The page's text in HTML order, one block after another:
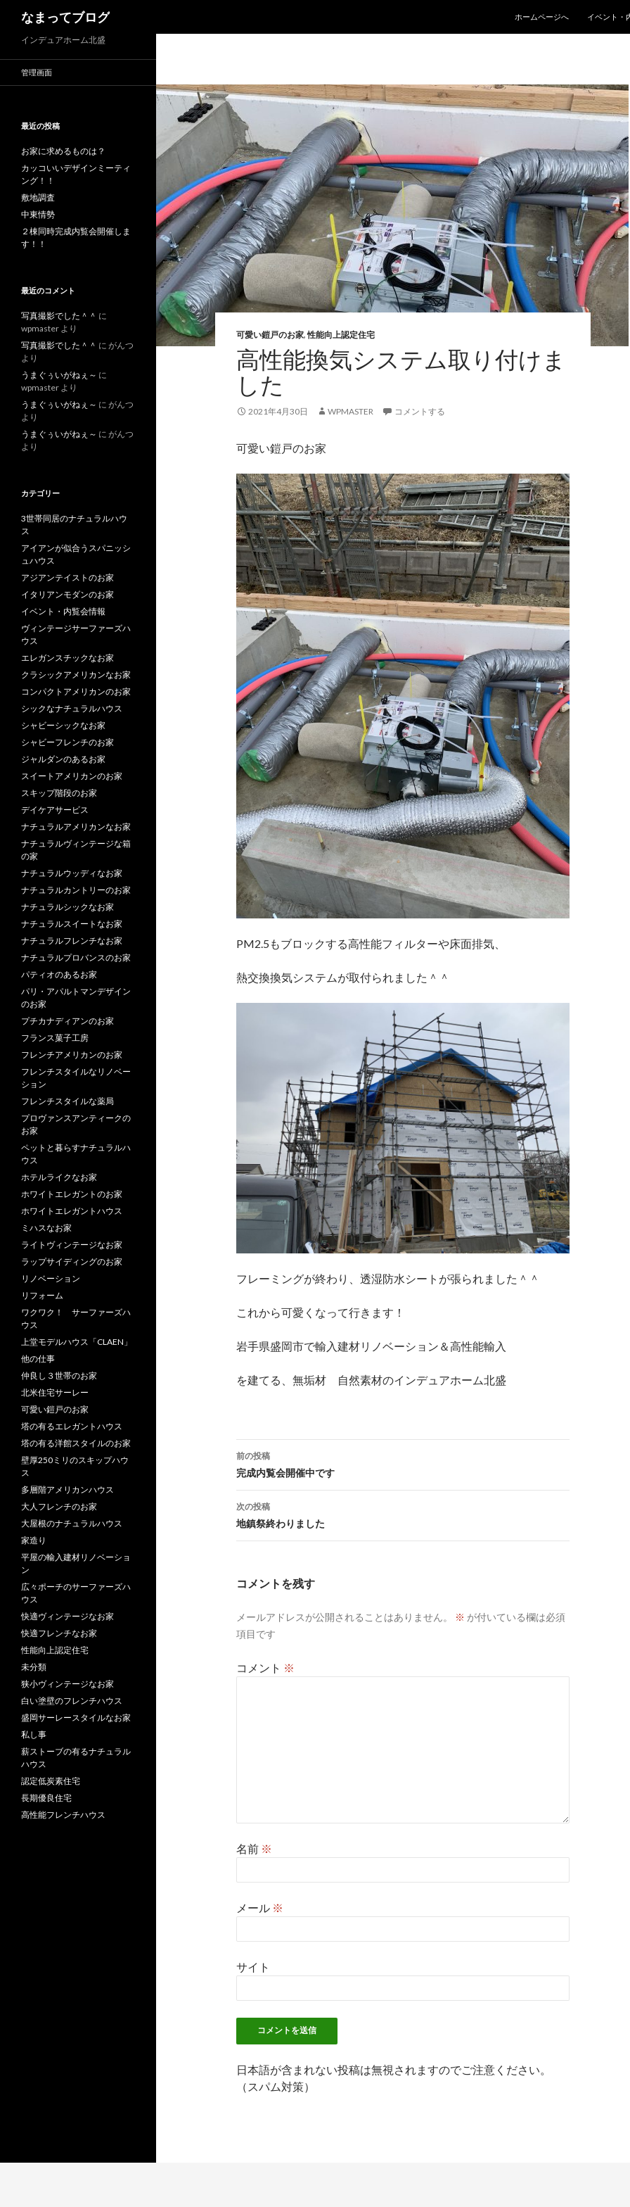
なまってブログ
ホームページへ
イベント・
可愛い鎧戸のお家,性能向上認定住宅
高性能換気システム取り付けま
した
2021年4月30日 WPMASTER コメントする
可愛い鎧戸のお家
PM2.5もブロックする高性能フィルターや床面排気、
熱交換換気システムが取付られました＾＾
フレーミングが終わり、透湿防水シートが張られました＾＾
これから可愛くなって行きます！
岩手県盛岡市で輸入建材リノベーション＆高性能輸入
を建てる、無垢材 自然素材のインデュアホーム北盛
投
稿
ナ
ビ
ゲ
ョ
前の投稿
完成内覧会開催中です
次の投稿
地鎮祭終わりました
コメントを残す
メールアドレスが公開されることはありません。 ※ が付いている欄は必須
項目です
コメント ※
名前 ※
メール ※
サイト
日本語が含まれない投稿は無視されますのでご注意ください。
（スパム対策）
インデュアホーム北盛
管理画面
最近の投稿
お家に求めるものは？
カッコいいデザインミーティ
ング！！
敷地調査
中東情勢
２棟同時完成内覧会開催しま
す！！
最近のコメント
写真撮影でした＾＾ に
wpmaster より
写真撮影でした＾＾ に がんつ
より
うまぐぅいがねぇ～ に
wpmaster より
うまぐぅいがねぇ～ に がんつ
より
うまぐぅいがねぇ～ に がんつ
より
カテゴリー
3世帯同居のナチュラルハウ
ス
アイアンが似合うスパニッシ
ュハウス
アジアンテイストのお家
イタリアンモダンのお家
イベント・内覧会情報
ヴィンテージサーファーズハ
ウス
エレガンスチックなお家
クラシックアメリカンなお家
コンパクトアメリカンのお家
シックなナチュラルハウス
シャビーシックなお家
シャビーフレンチのお家
ジャルダンのあるお家
スイートアメリカンのお家
スキップ階段のお家
デイケアサービス
ナチュラルアメリカンなお家
ナチュラルヴィンテージな箱
の家
ナチュラルウッディなお家
ナチュラルカントリーのお家
ナチュラルシックなお家
ナチュラルスイートなお家
ナチュラルフレンチなお家
ナチュラルプロバンスのお家
パティオのあるお家
パリ・アパルトマンデザイン
のお家
プチカナディアンのお家
フランス菓子工房
フレンチアメリカンのお家
フレンチスタイルなリノベー
ション
フレンチスタイルな薬局
プロヴァンスアンティークの
お家
ペットと暮らすナチュラルハ
ウス
ホテルライクなお家
ホワイトエレガントのお家
ホワイトエレガントハウス
ミハスなお家
ライトヴィンテージなお家
ラップサイディングのお家
リノベーション
リフォーム
ワクワク！ サーファーズハ
ウス
上堂モデルハウス「CLAEN」
他の仕事
仲良し３世帯のお家
北米住宅サーレー
可愛い鎧戸のお家
塔の有るエレガントハウス
塔の有る洋館スタイルのお家
壁厚250ミリのスキップハウ
ス
多層階アメリカンハウス
大人フレンチのお家
大屋根のナチュラルハウス
家造り
平屋の輸入建材リノベーショ
ン
広々ポーチのサーファーズハ
ウス
快適ヴィンテージなお家
快適フレンチなお家
性能向上認定住宅
未分類
狭小ヴィンテージなお家
白い塗壁のフレンチハウス
盛岡サーレースタイルなお家
私し事
薪ストーブの有るナチュラル
ハウス
認定低炭素住宅
長期優良住宅
高性能フレンチハウス